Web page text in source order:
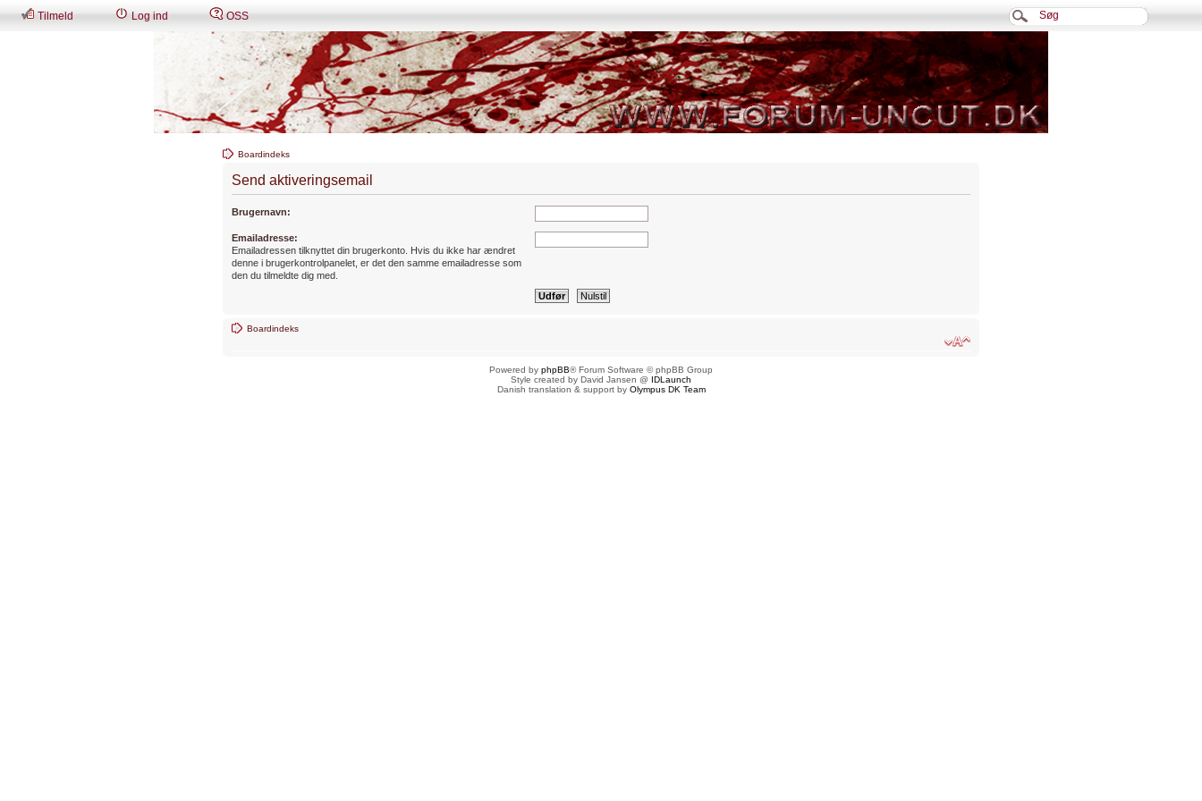
Tilmeld Log ind OSS
Boardindeks
Send aktiveringsemail
Brugernavn:
Emailadresse:
Emailadressen tilknyttet din brugerkonto. Hvis du ikke har ændret
denne i brugerkontrolpanelet, er det den samme emailadresse som
den du tilmeldte dig med.
Boardindeks
Powered by phpBB® Forum Software © phpBB Group
Style created by David Jansen @ IDLaunch
Danish translation & support by Olympus DK Team